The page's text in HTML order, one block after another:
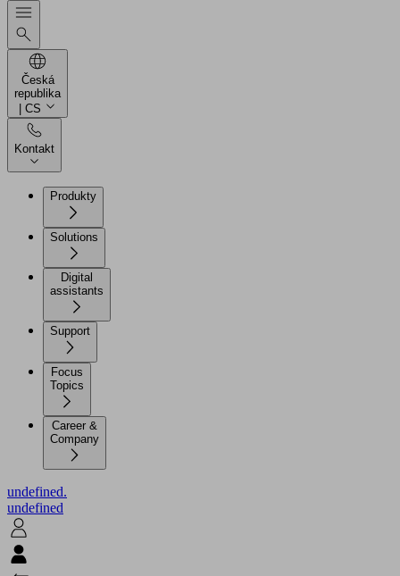
Česká
republika
| CS
Kontakt
Produkty
Solutions
Digital
assistants
Support
Focus
Topics
Career &
Company
undefined.
undefined